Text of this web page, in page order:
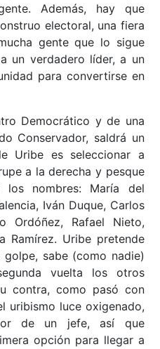
Además, hay que
electoral, una fiera
gente que lo sigue
un verdadero líder, a un
para convertirse en
Democrático y de una
Conservador, saldrá un
Uribe es seleccionar a
a la derecha y pesque
nombres: María del
Iván Duque, Carlos
Ordóñez, Rafael Nieto,
Ramírez. Uribe pretende
sabe (como nadie)
vuelta los otros
contra, como pasó con
uribismo luce oxigenado,
de un jefe, así que
opción para llegar a